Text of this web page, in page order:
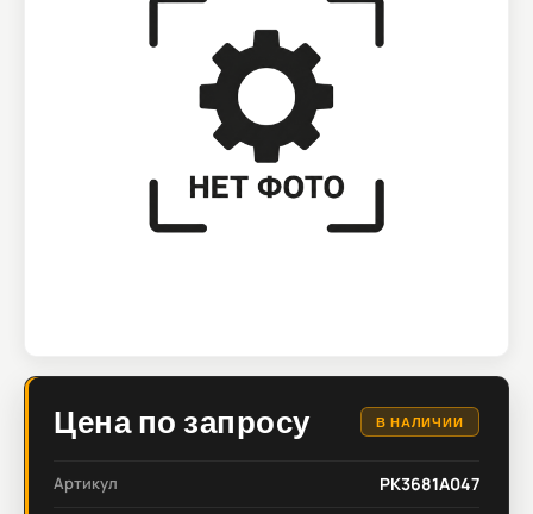
Цена по запросу В НАЛИЧИИ
Артикул PK3681A047